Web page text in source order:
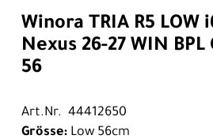
Winora TRIA R5 LOW
Nexus 26-27 WIN BPL
56
Art.Nr. 44412650
Grösse: Low 56cm